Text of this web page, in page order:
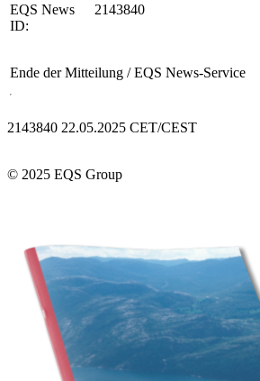
EQS News
ID:
2143840
Ende der Mitteilung / EQS News-Service
2143840 22.05.2025 CET/CEST
© 2025 EQS Group